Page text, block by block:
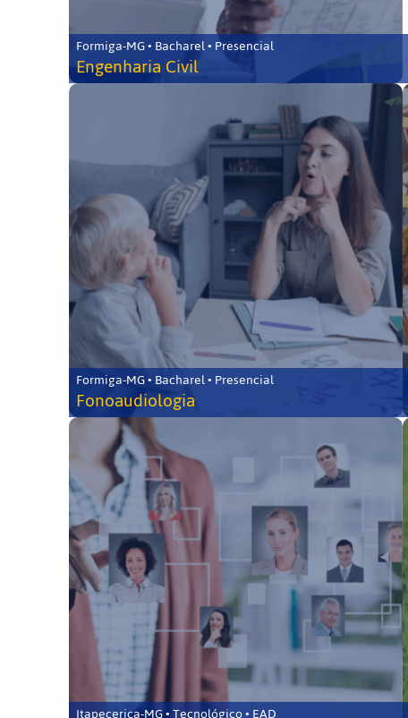
Formiga-MG • Bacharel • Presencial
Engenharia Civil
Formiga-MG • Bacharel • Presencial
Fonoaudiologia